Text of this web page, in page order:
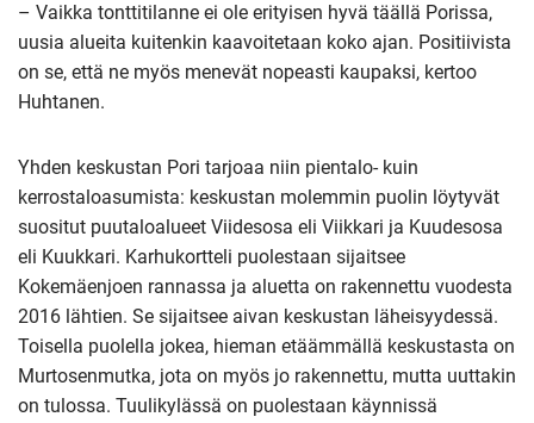
– Vaikka tonttitilanne ei ole erityisen hyvä täällä Porissa,
uusia alueita kuitenkin kaavoitetaan koko ajan. Positiivista
on se, että ne myös menevät nopeasti kaupaksi, kertoo
Huhtanen.
Yhden keskustan Pori tarjoaa niin pientalo- kuin
kerrostaloasumista: keskustan molemmin puolin löytyvät
suositut puutaloalueet Viidesosa eli Viikkari ja Kuudesosa
eli Kuukkari. Karhukortteli puolestaan sijaitsee
Kokemäenjoen rannassa ja aluetta on rakennettu vuodesta
2016 lähtien. Se sijaitsee aivan keskustan läheisyydessä.
Toisella puolella jokea, hieman etäämmällä keskustasta on
Murtosenmutka, jota on myös jo rakennettu, mutta uuttakin
on tulossa. Tuulikylässä on puolestaan käynnissä